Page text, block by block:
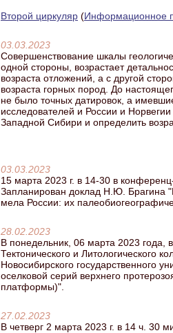
Второй циркуляр (Информационное
03.03.2023
Совершенствование шкалы
одной стороны, возрастает
возраста отложений, а с другой
возраста горных пород. До
не было точных датировок, а
исследователей и России и
Западной Сибири и определить
03.03.2023
15 марта 2023 г. в 14-30 в
Запланирован доклад Н.Ю. Брагина
мела России: их
28.02.2023
В понедельник, 06 марта 2023 года,
Тектонического и Литологического
Новосибирского государственного
оселковой серий верхнего
платформы)".
27.02.2023
В четверг 2 марта 2023 г. в 14 ч. 30